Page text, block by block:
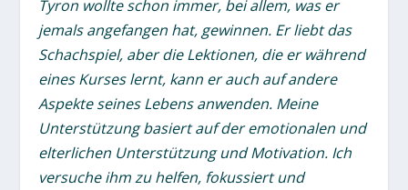
Tyron wollte schon immer, bei allem, was er
jemals angefangen hat, gewinnen. Er liebt das
Schachspiel, aber die Lektionen, die er während
eines Kurses lernt, kann er auch auf andere
Aspekte seines Lebens anwenden. Meine
Unterstützung basiert auf der emotionalen und
elterlichen Unterstützung und Motivation. Ich
versuche ihm zu helfen, fokussiert und